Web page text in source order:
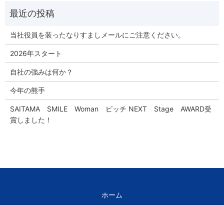
当社役員を装ったなりすましメールにご注意ください。
2026年スタート
自社の強みは何か？
今年の熊手
SAITAMA SMILE Woman ピッチ NEXT Stage AWARD受
賞しました！
ホーム